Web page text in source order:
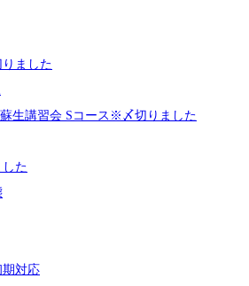
ました
生講習会 Sコース※〆切りました
た
期対応